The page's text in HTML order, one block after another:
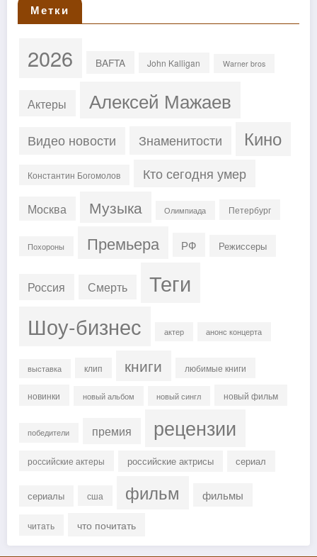
Метки
2026 BAFTA John Kalligan Warner bros
Актеры Алексей Мажаев
Видео новости Знаменитости Кино
Константин Богомолов Кто сегодня умер
Москва Музыка Олимпиада Петербург
Похороны Премьера РФ Режиссеры
Россия Смерть Теги
Шоу-бизнес актер анонс концерта
выставка клип книги любимые книги
новинки новый альбом новый сингл новый фильм
победители премия рецензии
российские актеры российские актрисы сериал
сериалы сша фильм фильмы
читать что почитать